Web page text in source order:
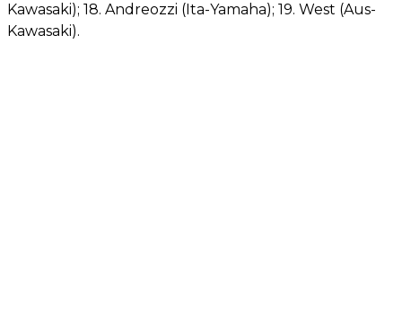
Kawasaki); 18. Andreozzi (Ita-Yamaha); 19. West (Aus-
Kawasaki).